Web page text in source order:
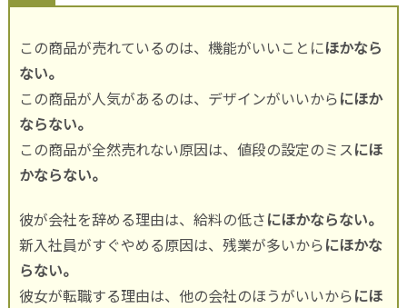
この商品が売れているのは、機能がいいことにほかなら
ない。
この商品が人気があるのは、デザインがいいからにほか
ならない。
この商品が全然売れない原因は、値段の設定のミスにほ
かならない。
彼が会社を辞める理由は、給料の低さにほかならない。
新入社員がすぐやめる原因は、残業が多いからにほかな
らない。
彼女が転職する理由は、他の会社のほうがいいからにほ